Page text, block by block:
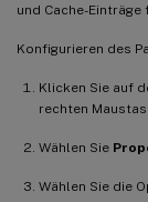
und Cache-Einträge
Konfigurieren des
Klicken Sie auf
rechten
Wählen Sie
Wählen Sie die